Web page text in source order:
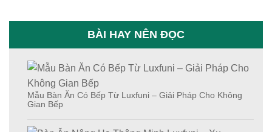
BÀI HAY NÊN ĐỌC
Mẫu Bàn Ăn Có Bếp Từ Luxfuni – Giải Pháp Cho Không
Gian Bếp